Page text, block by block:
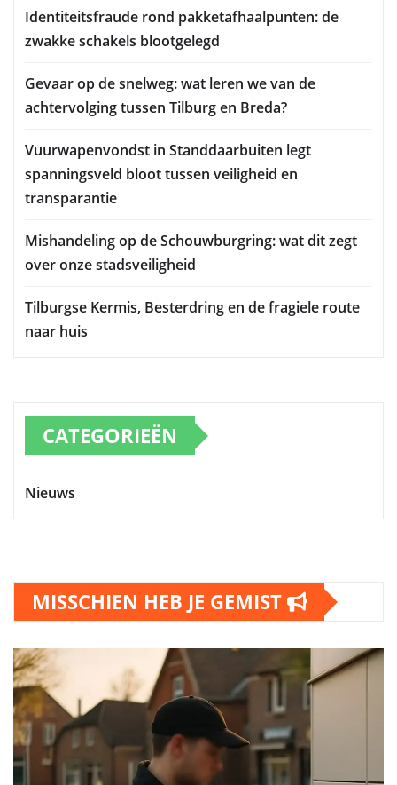
Identiteitsfraude rond pakketafhaalpunten: de
zwakke schakels blootgelegd
Gevaar op de snelweg: wat leren we van de
achtervolging tussen Tilburg en Breda?
Vuurwapenvondst in Standdaarbuiten legt
spanningsveld bloot tussen veiligheid en
transparantie
Mishandeling op de Schouwburgring: wat dit zegt
over onze stadsveiligheid
Tilburgse Kermis, Besterdring en de fragiele route
naar huis
CATEGORIEËN
Nieuws
MISSCHIEN HEB JE GEMIST